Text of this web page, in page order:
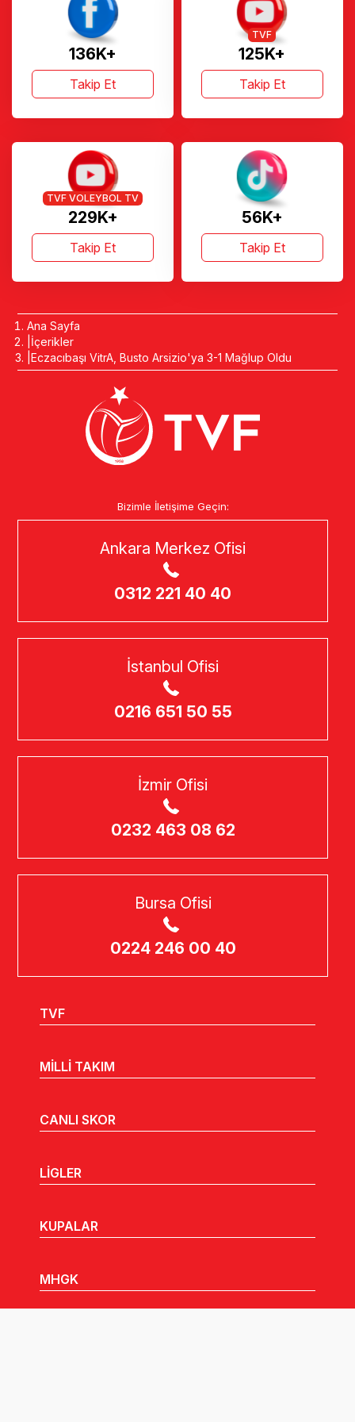
136K+
Takip Et
125K+
TVF
Takip Et
229K+
TVF VOLEYBOL TV
Takip Et
56K+
Takip Et
Ana Sayfa
İçerikler
Eczacıbaşı VitrA, Busto Arsizio'ya 3-1 Mağlup Oldu
Bizimle İletişime Geçin:
Ankara Merkez Ofisi
0312 221 40 40
İstanbul Ofisi
0216 651 50 55
İzmir Ofisi
0232 463 08 62
Bursa Ofisi
0224 246 00 40
TVF
MİLLİ TAKIM
CANLI SKOR
LİGLER
KUPALAR
MHGK